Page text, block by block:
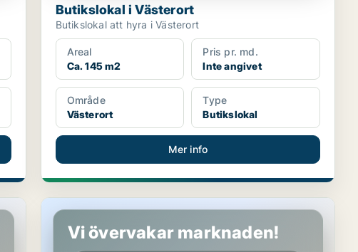
Butikslokal i Västerort
Butikslokal att hyra i Västerort
Areal
Ca. 145 m2
Pris pr. md.
Inte angivet
Område
Västerort
Type
Butikslokal
Mer info
Butikslokal på Östermalm
Vi övervakar marknaden!